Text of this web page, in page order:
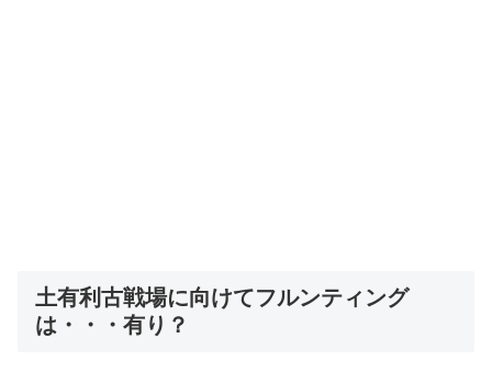
土有利古戦場に向けてフルンティング
は・・・有り？